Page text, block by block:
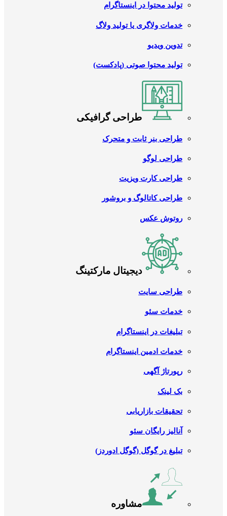
تولید محتوا در اینستاگرام
خدمات ولاگری یا تولید ولاگ
تدوین ویدیو
تولید محتوا صوتی (پادکست)
طراحی گرافیکی
طراحی بنر ثابت و متحرک
طراحی لوگو
طراحی کارت ویزیت
طراحی کاتالوگ و بروشور
روتوش عکس
دیجیتال مارکتینگ
طراحی سایت
خدمات سئو
تبلیغات در اینستاگرام
خدمات ادمین اینستاگرام
رپورتاژ آگهی
بک لینک
تحقیقات بازاریابی
آنالیز رایگان سئو
تبلیغ در گوگل (گوگل ادوردز)
مشاوره